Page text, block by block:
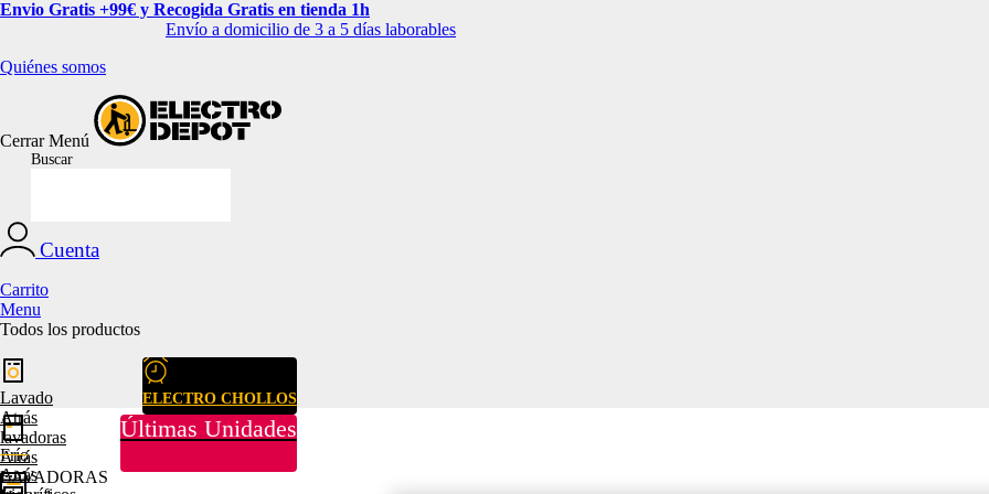
Envio Gratis +99€ y Recogida Gratis en tienda 1h
Envío a domicilio de 3 a 5 días laborables
Quiénes somos
CerrarMenú
Buscar
Cuenta
Carrito
Menu
Todos los productos
ELECTRO CHOLLOS
Últimas Unidades
Lavado
Atrás
lavadoras
Atrás
LAVADORAS
Frío
Atrás